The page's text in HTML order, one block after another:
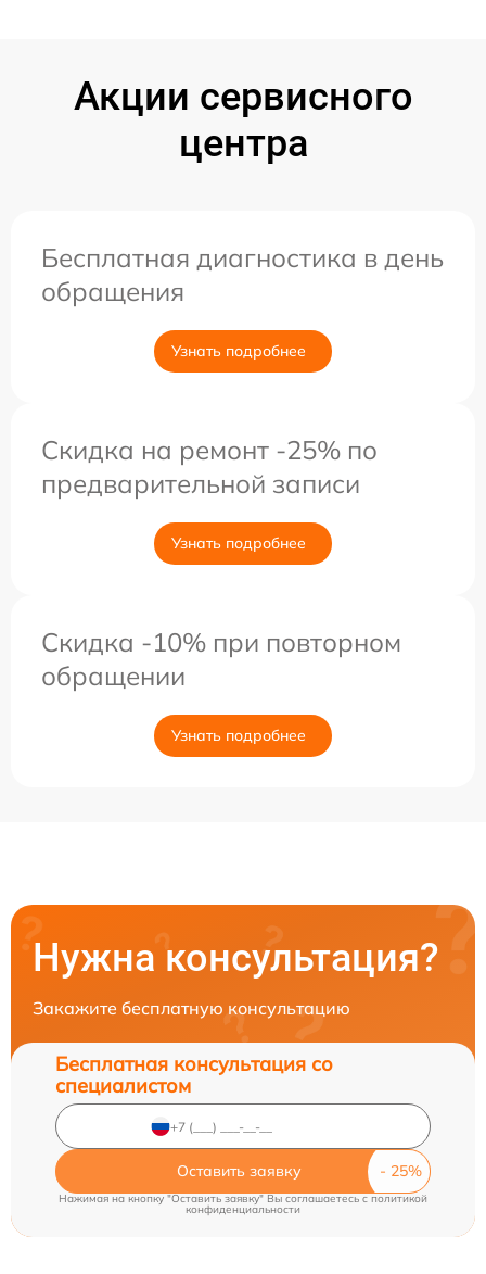
Акции сервисного
центра
Бесплатная диагностика в день
обращения
Узнать подробнее
Скидка на ремонт -25% по
предварительной записи
Узнать подробнее
Скидка -10% при повторном
обращении
Узнать подробнее
Нужна консультация?
Закажите бесплатную консультацию
Бесплатная консультация со
специалистом
Оставить заявку
Нажимая на кнопку "Оставить заявку" Вы соглашаетесь cполитикой
конфиденциальности